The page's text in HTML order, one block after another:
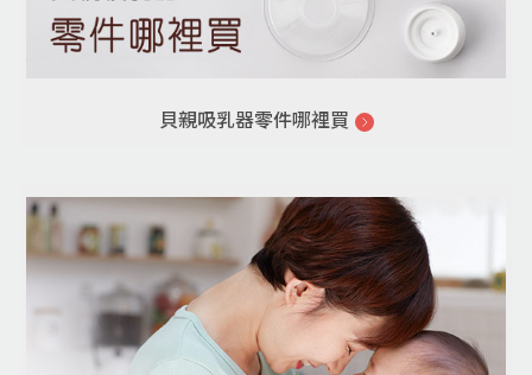
貝親吸乳器零件哪裡買